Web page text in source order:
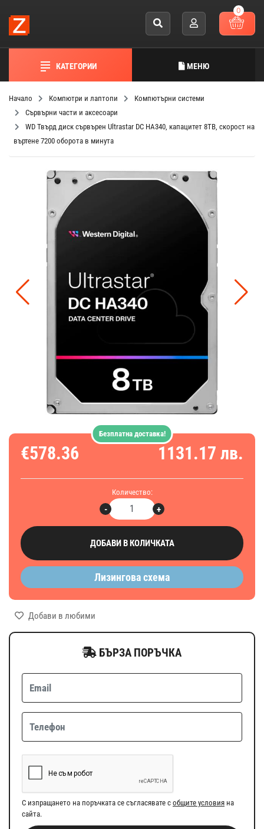
0
КАТЕГОРИИ МЕНЮ
Начало Компютри и лаптопи
Компютърни системи
Сървърни части и аксесоари
WD Твърд диск сървърен Ultrastar DC HA340, капацитет 8TB, скорост на
въртене 7200 оборота в минута
€578.36 1131.17 лв.
Количество:
+
-
ДОБАВИ В КОЛИЧКАТА
Безплатна доставка!
Лизингова схема
Добави в любими
БЪРЗА ПОРЪЧКА
С изпращането на поръчката се съгласявате с общите условия на
сайта.